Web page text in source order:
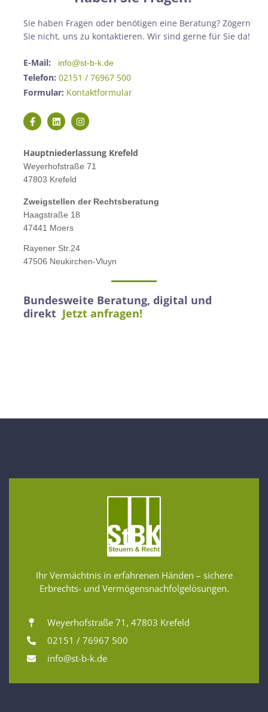
Sie haben Fragen oder benötigen eine Beratung? Zögern
Sie nicht, uns zu kontaktieren. Wir sind gerne für Sie da!
E-Mail: info@st-b-k.de
Telefon: 02151 / 76967 500
Formular: Kontaktformular
Hauptniederlassung Krefeld
Weyerhofstraße 71
47803 Krefeld
Zweigstellen der Rechtsberatung
Haagstraße 18
47441 Moers
Rayener Str.24
47506 Neukirchen-Vluyn
Bundesweite Beratung, digital und
direkt Jetzt anfragen!
Ihr Vermächtnis in erfahrenen Händen – sichere
Erbrechts- und Vermögensnachfolgelösungen.
Weyerhofstraße 71, 47803 Krefeld
02151 / 76967 500
info@st-b-k.de